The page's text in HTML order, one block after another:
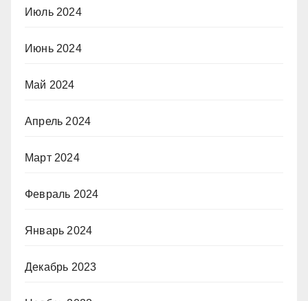
Июль 2024
Июнь 2024
Май 2024
Апрель 2024
Март 2024
Февраль 2024
Январь 2024
Декабрь 2023